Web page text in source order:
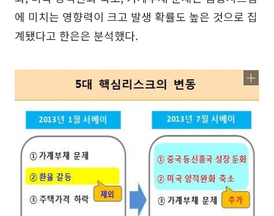
에 미치는 영향력이 크고 발생 확률도 높은 것으로 집
계됐다고 한은은 분석했다.